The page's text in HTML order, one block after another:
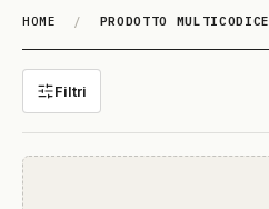
HOME / PRODOTTO MULTICODICE
045613 EL
Filtri